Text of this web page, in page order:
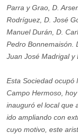
Parra y Grao, D.
Rodríguez, D. José
Manuel Durán, D.
Pedro Bonnemaisón.
Juan José Madrigal y
Esta Sociedad ocupó
Campo Hermoso,
inauguró el local que
ido ampliando con
cuyo motivo, este